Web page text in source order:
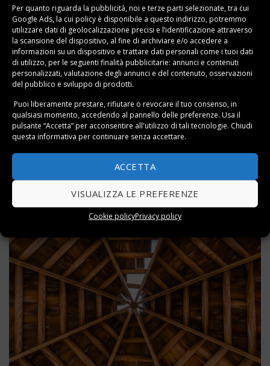
Per quanto riguarda la pubblicità, noi e terze parti selezionate, tra cui
Google Ads, la cui policy è disponibile a questo indirizzo, potremmo
utilizzare dati di geolocalizzazione precisi e l’identificazione attraverso
la scansione del dispositivo, al fine di archiviare e/o accedere a
informazioni su un dispositivo e trattare dati personali come i tuoi dati
di utilizzo, per le seguenti finalità pubblicitarie: annunci e contenuti
personalizzati, valutazione degli annunci e del contenuto, osservazioni
del pubblico e sviluppo di prodotti.
Puoi liberamente prestare, rifiutare o revocare il tuo consenso, in
qualsiasi momento, accedendo al pannello delle preferenze. Usa il
pulsante “Accetta” per acconsentire all'utilizzo di tali tecnologie. Chiudi
questa informativa per continuare senza accettare.
ACCETTA
VISUALIZZA LE PREFERENZE
Cookie policyPrivacy policy
solitamente più piccoli ed adatti a giardini di dimensioni
ridotte.
Tetto o copertura del gazebo legno
Il design di un gazebo in legno è solitamente
completato ed arricchito dalla tipologia di copertura. Il
tipo di tettuccio più facile da trovare ed economico è
quello aspiovente, integole o inlegno trattato. Per i
gazebo tondi è facile trovare una copertura dipaglia
che ricorda leggermente un’atmosfera Hawaiana e
un velo removibile in inverno che lascia
passare la luce ma non i pericolosi raggi uv. Perfetto
per intere giornate all’aperto senza il fastidio del sole
cocente.